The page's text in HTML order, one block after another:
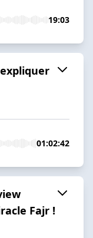
19:03
01:02:42
Fajr !